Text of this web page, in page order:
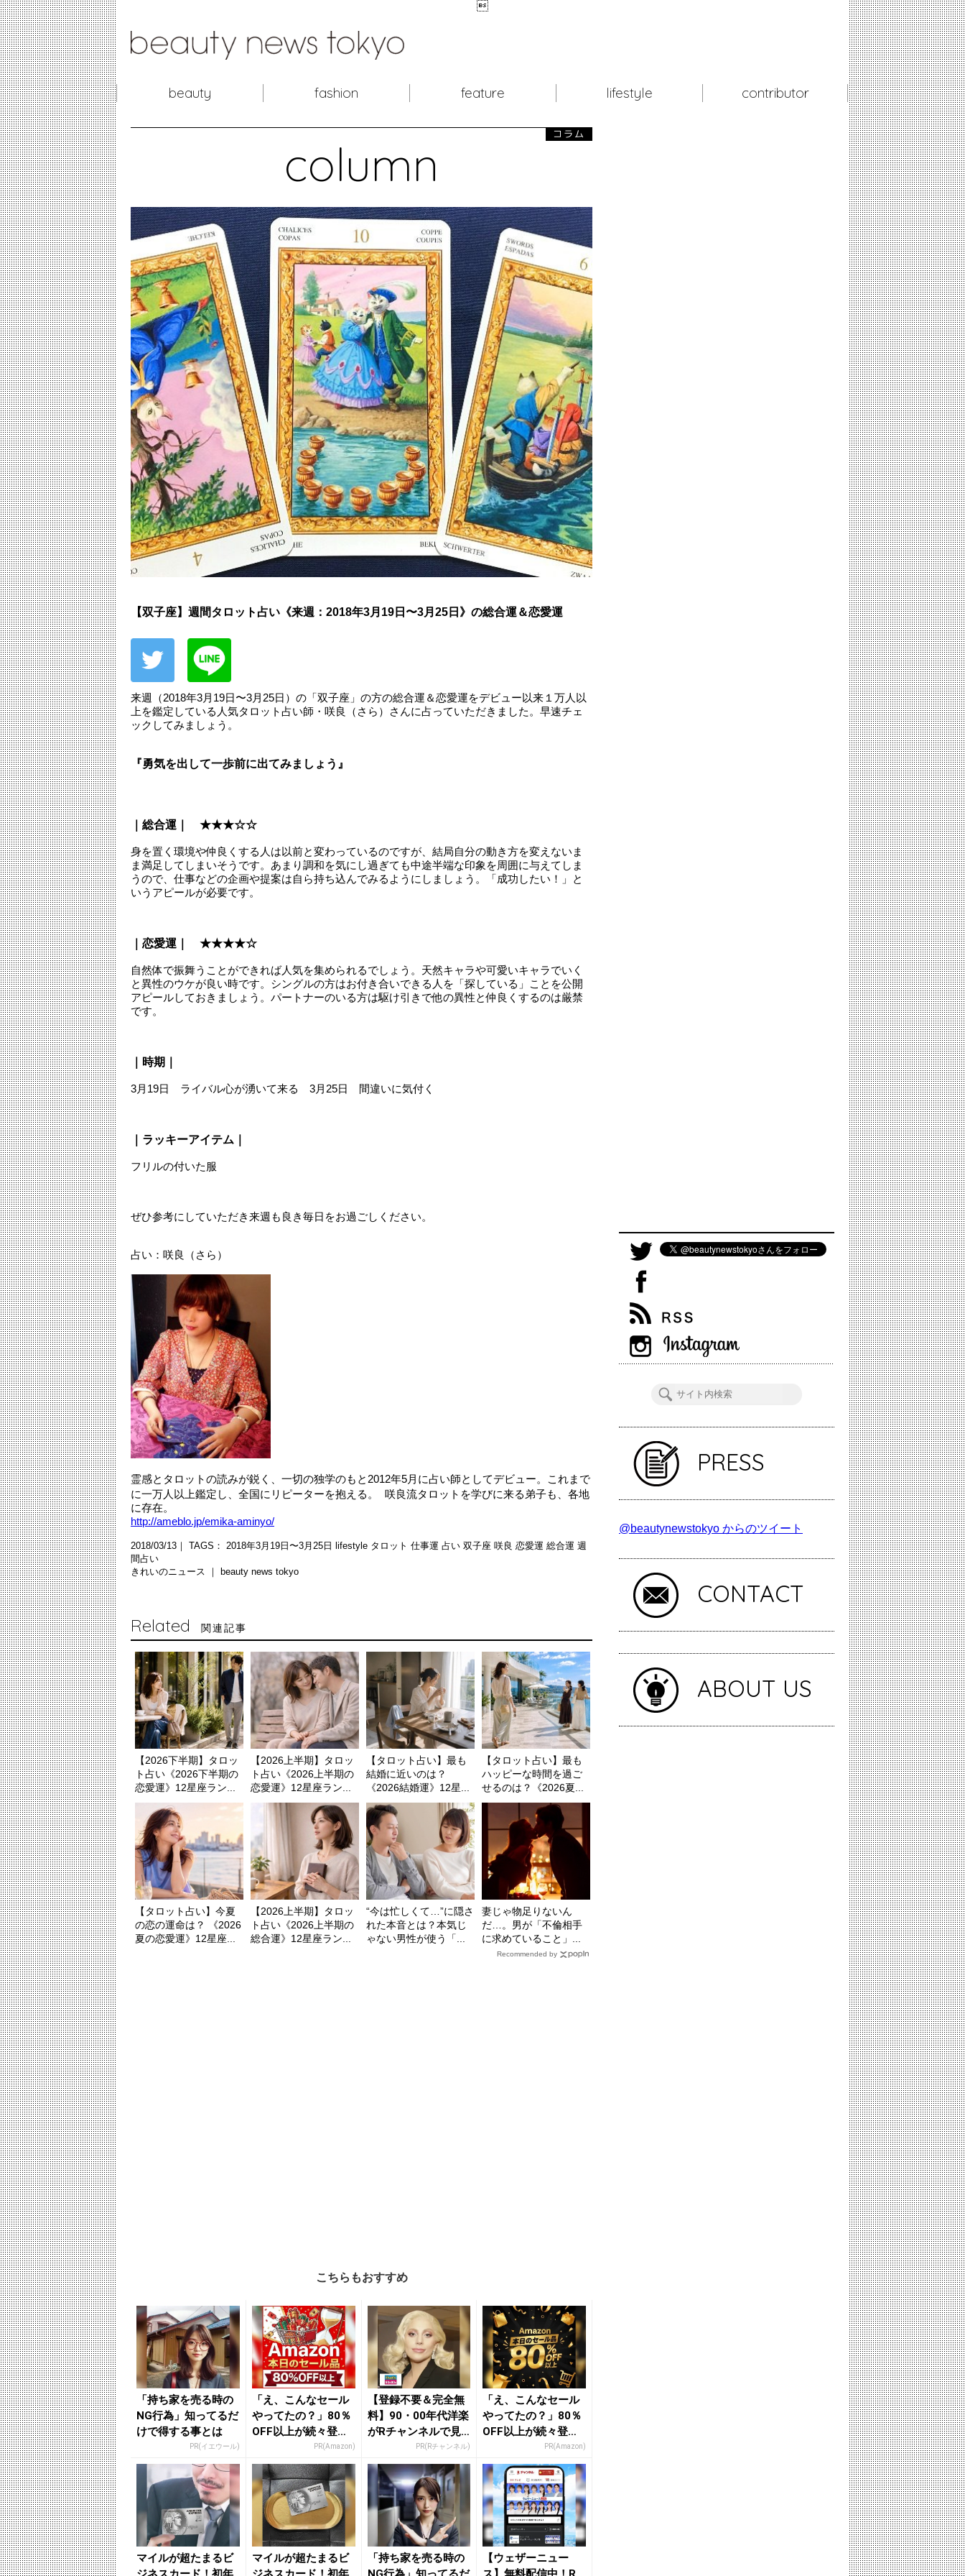

beauty fashion feature lifestyle contributor
column
コラム
【双子座】週間タロット占い《来週：2018年3月19日〜3月25日》の総合運＆恋愛運
来週（2018年3月19日〜3月25日）の「双子座」の方の総合運＆恋愛運をデビュー以来１万人以
上を鑑定している人気タロット占い師・咲良（さら）さんに占っていただきました。早速チェ
ックしてみましょう。
『勇気を出して一歩前に出てみましょう』
｜総合運｜ ★★★☆☆
身を置く環境や仲良くする人は以前と変わっているのですが、結局自分の動き方を変えないま
ま満足してしまいそうです。あまり調和を気にし過ぎても中途半端な印象を周囲に与えてしま
うので、仕事などの企画や提案は自ら持ち込んでみるようにしましょう。「成功したい！」と
いうアピールが必要です。
｜恋愛運｜ ★★★★☆
自然体で振舞うことができれば人気を集められるでしょう。天然キャラや可愛いキャラでいく
と異性のウケが良い時です。シングルの方はお付き合いできる人を「探している」ことを公開
アピールしておきましょう。パートナーのいる方は駆け引きで他の異性と仲良くするのは厳禁
です。
｜時期｜
3月19日 ライバル心が湧いて来る 3月25日 間違いに気付く
｜ラッキーアイテム｜
フリルの付いた服
ぜひ参考にしていただき来週も良き毎日をお過ごしください。
占い：咲良（さら）
霊感とタロットの読みが鋭く、一切の独学のもと2012年5月に占い師としてデビュー。これまで
に一万人以上鑑定し、全国にリピーターを抱える。 咲良流タロットを学びに来る弟子も、各地
に存在。
http://ameblo.jp/emika-aminyo/
2018/03/13｜ TAGS： 2018年3月19日〜3月25日 lifestyle タロット 仕事運 占い 双子座 咲良 恋愛運 総合運 週
間占い
きれいのニュース ｜ beauty news tokyo
Related 関連記事
【2026下半期】タロッ
ト占い《2026下半期の
恋愛運》12星座ラン...
【2026上半期】タロッ
ト占い《2026上半期の
恋愛運》12星座ラン...
【タロット占い】最も
結婚に近いのは？
《2026結婚運》12星...
【タロット占い】最も
ハッピーな時間を過ご
せるのは？《2026夏...
【タロット占い】今夏
の恋の運命は？ 《2026
夏の恋愛運》12星座...
【2026上半期】タロッ
ト占い《2026上半期の
総合運》12星座ラン...
“今は忙しくて…”に隠さ
れた本音とは？本気じ
ゃない男性が使う「...
妻じゃ物足りないん
だ…。男が「不倫相手
に求めていること」...
Recommended by
こちらもおすすめ
「持ち家を売る時の
NG行為」知ってるだ
けで得する事とは
PR(イエウール)
「え、こんなセール
やってたの？」80％
OFF以上が続々登
場！Amazonの本気
が...
PR(Amazon)
【登録不要＆完全無
料】90・00年代洋楽
がRチャンネルで見
PR(Rチャンネル)
「え、こんなセール
やってたの？」80％
OFF以上が続々登
場！Amazonの本気
が...
PR(Amazon)
マイルが超たまるビ
マイルが超たまるビ
「持ち家を売る時の
【ウェザーニュー
PRESS
@beautynewstokyo からのツイート
CONTACT
ABOUT US